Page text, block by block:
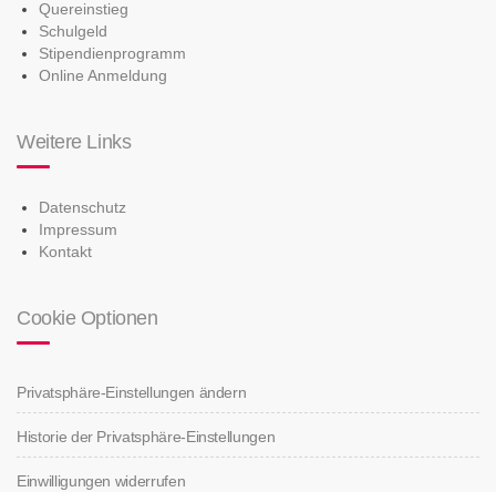
Quereinstieg
Schulgeld
Stipendienprogramm
Online Anmeldung
Weitere Links
Datenschutz
Impressum
Kontakt
Cookie Optionen
Privatsphäre-Einstellungen ändern
Historie der Privatsphäre-Einstellungen
Einwilligungen widerrufen